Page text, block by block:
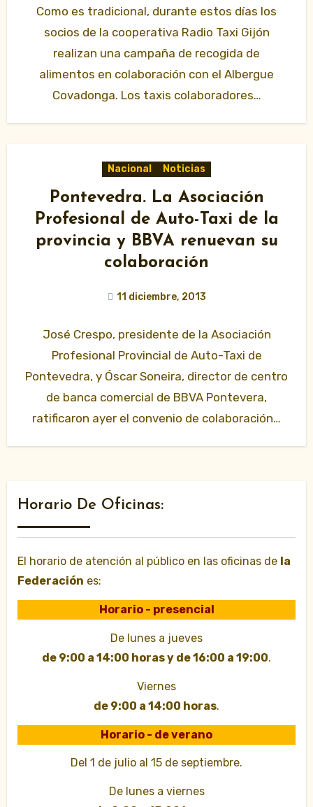
Como es tradicional, durante estos días los
socios de la cooperativa Radio Taxi Gijón
realizan una campaña de recogida de
alimentos en colaboración con el Albergue
Covadonga. Los taxis colaboradores…
Nacional Noticias
Pontevedra. La Asociación
Profesional de Auto-Taxi de la
provincia y BBVA renuevan su
colaboración
11 diciembre, 2013
José Crespo, presidente de la Asociación
Profesional Provincial de Auto-Taxi de
Pontevedra, y Óscar Soneira, director de centro
de banca comercial de BBVA Pontevera,
ratificaron ayer el convenio de colaboración…
Horario De Oficinas:
El horario de atención al público en las oficinas de la
Federación es:
Horario - presencial
De lunes a jueves
de 9:00 a 14:00 horas y de 16:00 a 19:00.
Viernes
de 9:00 a 14:00 horas.
Horario - de verano
Del 1 de julio al 15 de septiembre.
De lunes a viernes